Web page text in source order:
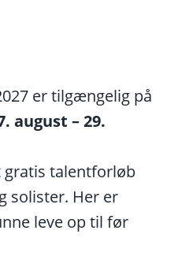
er tilgængelig på
august – 29.
gratis talentforløb
solister. Her er
leve op til før